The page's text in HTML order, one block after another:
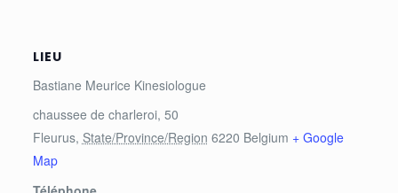
LIEU
Bastiane Meurice Kinesiologue
chaussee de charleroi, 50
Fleurus, State/Province/Region 6220 Belgium + Google
Map